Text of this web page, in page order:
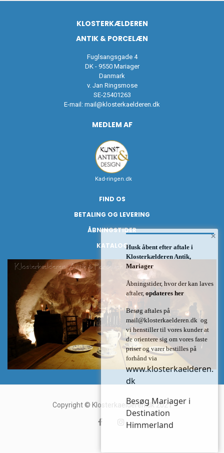
KLOSTERKÆLDEREN
ANTIK & PORCELÆN
Fuglsangsgade 4
DK - 9550 Mariager
Danmark
v. Jan Ringsmose
SE-25401263
E-mail: mail@klosterkaelderen.dk
MEDLEM AF
Kad-ringen.dk
FIND OS
BETALING OG LEVERING
ÅBNINGSTIDER
KATALOG
Copyright © Klosterkaelderen.dk 2021
×
Husk åbent efter aftale i
Klosterkælderen Antik,
Mariager
Åbningstider, hvor der kan laves
aftaler, opdateres her
Besøg aftales på
mail@klosterkaelderen.dk og
vi henstiller til vores kunder at
de orientere sig om vores faste
priser og varer bestilles på
forhånd via
www.klosterkaelderen.
dk
Besøg Mariager i
Destination
Himmerland